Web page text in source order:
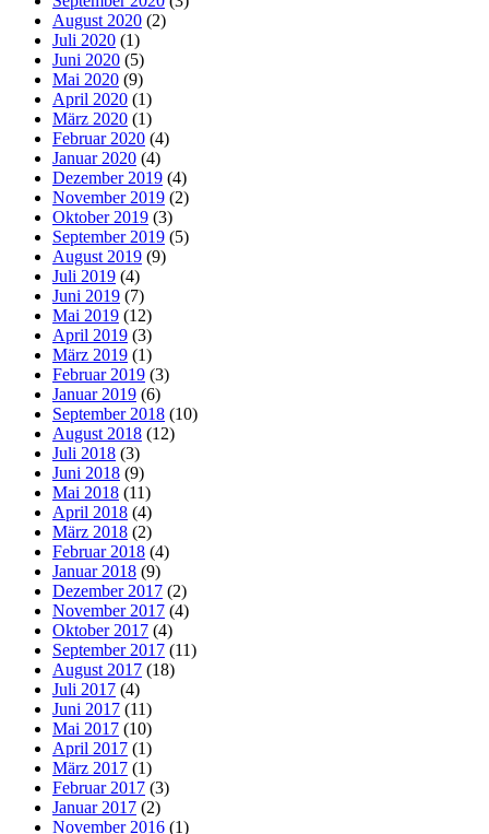
August 2020 (2)
Juli 2020 (1)
Juni 2020 (5)
Mai 2020 (9)
April 2020 (1)
März 2020 (1)
Februar 2020 (4)
Januar 2020 (4)
Dezember 2019 (4)
November 2019 (2)
Oktober 2019 (3)
September 2019 (5)
August 2019 (9)
Juli 2019 (4)
Juni 2019 (7)
Mai 2019 (12)
April 2019 (3)
März 2019 (1)
Februar 2019 (3)
Januar 2019 (6)
September 2018 (10)
August 2018 (12)
Juli 2018 (3)
Juni 2018 (9)
Mai 2018 (11)
April 2018 (4)
März 2018 (2)
Februar 2018 (4)
Januar 2018 (9)
Dezember 2017 (2)
November 2017 (4)
Oktober 2017 (4)
September 2017 (11)
August 2017 (18)
Juli 2017 (4)
Juni 2017 (11)
Mai 2017 (10)
April 2017 (1)
März 2017 (1)
Februar 2017 (3)
Januar 2017 (2)
November 2016 (1)